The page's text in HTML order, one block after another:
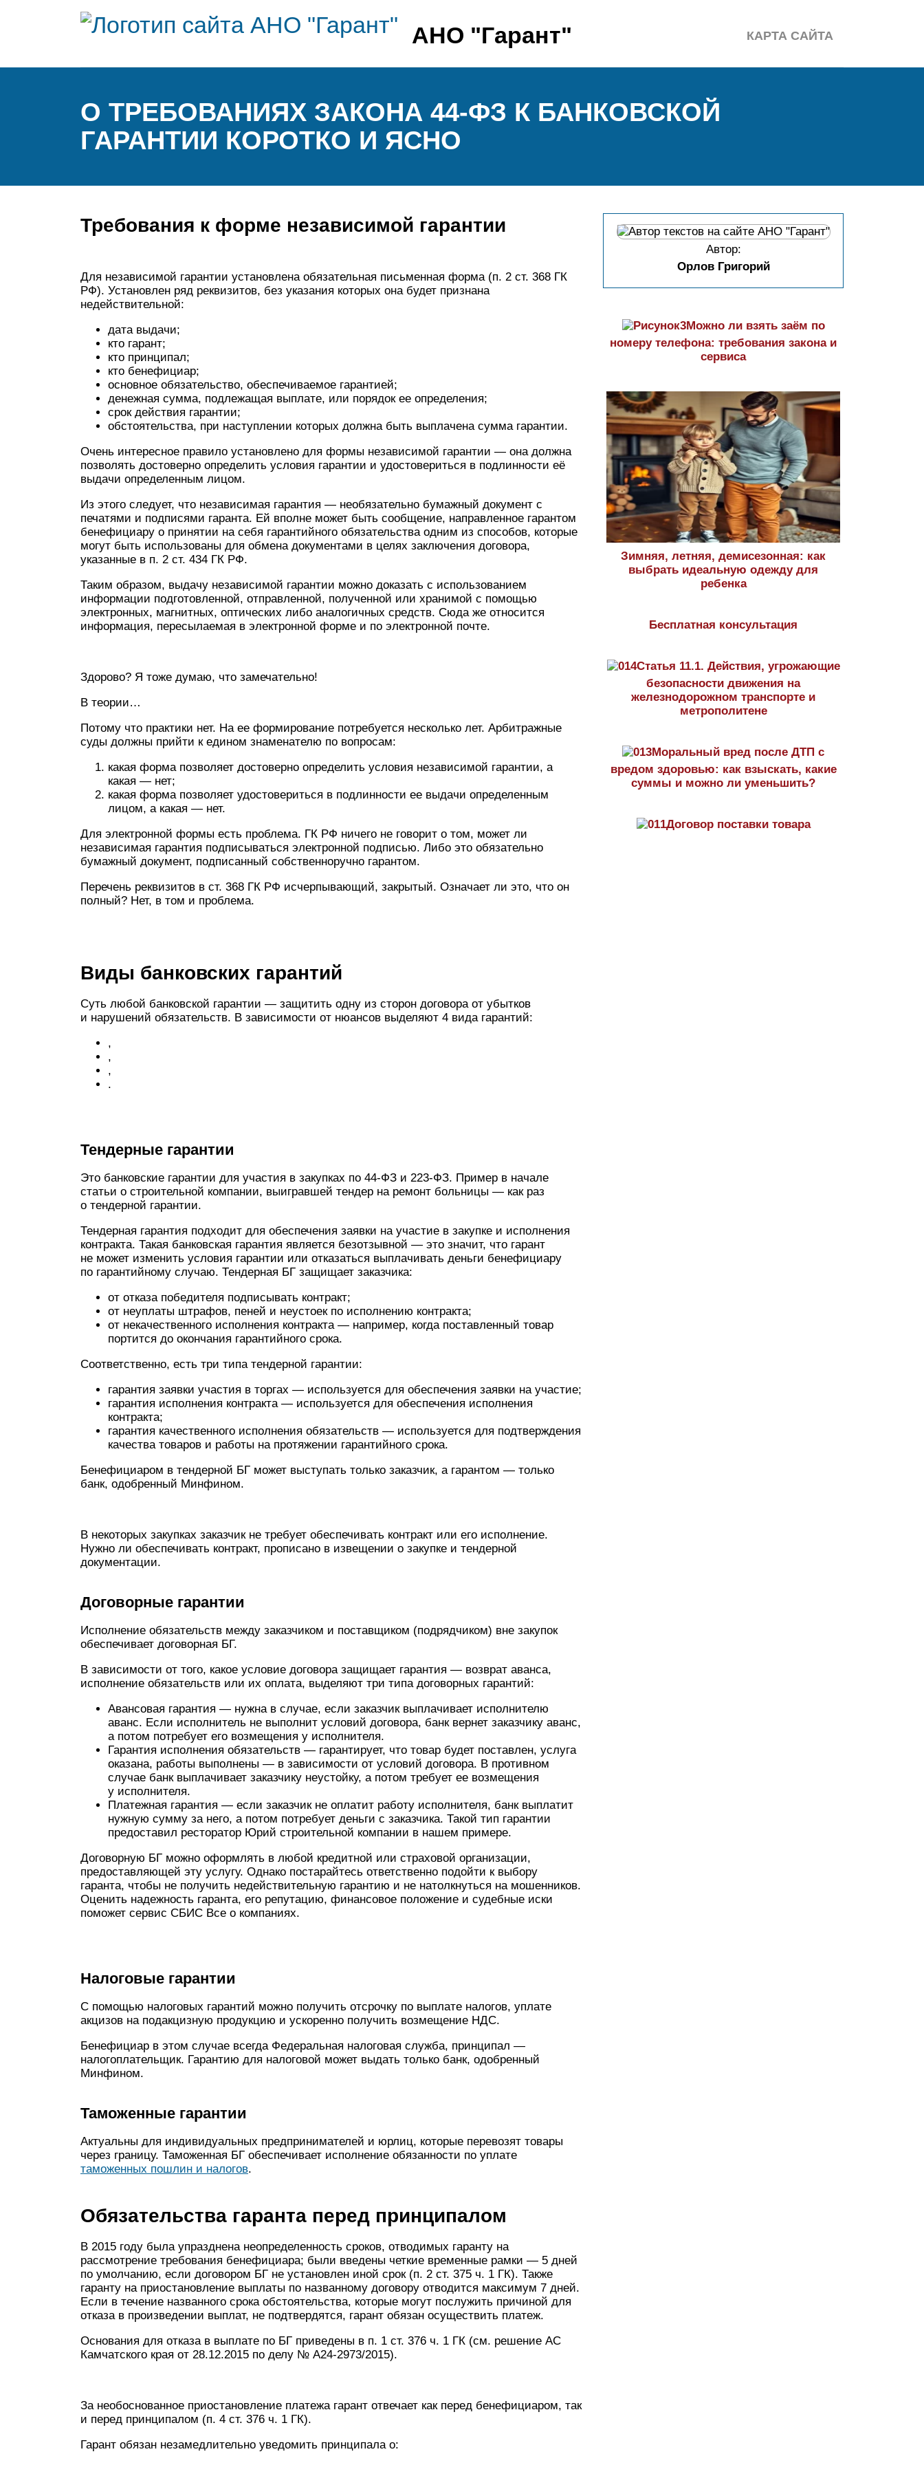
АНО "Гарант" КАРТА САЙТА
О ТРЕБОВАНИЯХ ЗАКОНА 44-ФЗ К БАНКОВСКОЙ
ГАРАНТИИ КОРОТКО И ЯСНО
Требования к форме независимой гарантии
Для независимой гарантии установлена обязательная письменная форма (п. 2 ст. 368 ГК
РФ). Установлен ряд реквизитов, без указания которых она будет признана
недействительной:
дата выдачи;
кто гарант;
кто принципал;
кто бенефициар;
основное обязательство, обеспечиваемое гарантией;
денежная сумма, подлежащая выплате, или порядок ее определения;
срок действия гарантии;
обстоятельства, при наступлении которых должна быть выплачена сумма гарантии.
Очень интересное правило установлено для формы независимой гарантии — она должна
позволять достоверно определить условия гарантии и удостовериться в подлинности её
выдачи определенным лицом.
Из этого следует, что независимая гарантия — необязательно бумажный документ с
печатями и подписями гаранта. Ей вполне может быть сообщение, направленное гарантом
бенефициару о принятии на себя гарантийного обязательства одним из способов, которые
могут быть использованы для обмена документами в целях заключения договора,
указанные в п. 2 ст. 434 ГК РФ.
Таким образом, выдачу независимой гарантии можно доказать с использованием
информации подготовленной, отправленной, полученной или хранимой с помощью
электронных, магнитных, оптических либо аналогичных средств. Сюда же относится
информация, пересылаемая в электронной форме и по электронной почте.
Здорово? Я тоже думаю, что замечательно!
В теории…
Потому что практики нет. На ее формирование потребуется несколько лет. Арбитражные
суды должны прийти к едином знаменателю по вопросам:
какая форма позволяет достоверно определить условия независимой гарантии, а
какая — нет;
какая форма позволяет удостовериться в подлинности ее выдачи определенным
лицом, а какая — нет.
Для электронной формы есть проблема. ГК РФ ничего не говорит о том, может ли
независимая гарантия подписываться электронной подписью. Либо это обязательно
бумажный документ, подписанный собственноручно гарантом.
Перечень реквизитов в ст. 368 ГК РФ исчерпывающий, закрытый. Означает ли это, что он
полный? Нет, в том и проблема.
Виды банковских гарантий
Суть любой банковской гарантии — защитить одну из сторон договора от убытков
и нарушений обязательств. В зависимости от нюансов выделяют 4 вида гарантий:
,
,
,
.
Тендерные гарантии
Это банковские гарантии для участия в закупках по 44-ФЗ и 223-ФЗ. Пример в начале
статьи о строительной компании, выигравшей тендер на ремонт больницы — как раз
о тендерной гарантии.
Тендерная гарантия подходит для обеспечения заявки на участие в закупке и исполнения
контракта. Такая банковская гарантия является безотзывной — это значит, что гарант
не может изменить условия гарантии или отказаться выплачивать деньги бенефициару
по гарантийному случаю. Тендерная БГ защищает заказчика:
от отказа победителя подписывать контракт;
от неуплаты штрафов, пеней и неустоек по исполнению контракта;
от некачественного исполнения контракта — например, когда поставленный товар
портится до окончания гарантийного срока.
Соответственно, есть три типа тендерной гарантии:
гарантия заявки участия в торгах — используется для обеспечения заявки на участие;
гарантия исполнения контракта — используется для обеспечения исполнения
контракта;
гарантия качественного исполнения обязательств — используется для подтверждения
качества товаров и работы на протяжении гарантийного срока.
Бенефициаром в тендерной БГ может выступать только заказчик, а гарантом — только
банк, одобренный Минфином.
В некоторых закупках заказчик не требует обеспечивать контракт или его исполнение.
Нужно ли обеспечивать контракт, прописано в извещении о закупке и тендерной
документации.
Договорные гарантии
Исполнение обязательств между заказчиком и поставщиком (подрядчиком) вне закупок
обеспечивает договорная БГ.
В зависимости от того, какое условие договора защищает гарантия — возврат аванса,
исполнение обязательств или их оплата, выделяют три типа договорных гарантий:
Авансовая гарантия — нужна в случае, если заказчик выплачивает исполнителю
аванс. Если исполнитель не выполнит условий договора, банк вернет заказчику аванс,
а потом потребует его возмещения у исполнителя.
Гарантия исполнения обязательств — гарантирует, что товар будет поставлен, услуга
оказана, работы выполнены — в зависимости от условий договора. В противном
случае банк выплачивает заказчику неустойку, а потом требует ее возмещения
у исполнителя.
Платежная гарантия — если заказчик не оплатит работу исполнителя, банк выплатит
нужную сумму за него, а потом потребует деньги с заказчика. Такой тип гарантии
предоставил ресторатор Юрий строительной компании в нашем примере.
Договорную БГ можно оформлять в любой кредитной или страховой организации,
предоставляющей эту услугу. Однако постарайтесь ответственно подойти к выбору
гаранта, чтобы не получить недействительную гарантию и не натолкнуться на мошенников.
Оценить надежность гаранта, его репутацию, финансовое положение и судебные иски
поможет сервис СБИС Все о компаниях.
Налоговые гарантии
С помощью налоговых гарантий можно получить отсрочку по выплате налогов, уплате
акцизов на подакцизную продукцию и ускоренно получить возмещение НДС.
Бенефициар в этом случае всегда Федеральная налоговая служба, принципал —
налогоплательщик. Гарантию для налоговой может выдать только банк, одобренный
Минфином.
Таможенные гарантии
Актуальны для индивидуальных предпринимателей и юрлиц, которые перевозят товары
через границу. Таможенная БГ обеспечивает исполнение обязанности по уплате
таможенных пошлин и налогов.
Обязательства гаранта перед принципалом
В 2015 году была упразднена неопределенность сроков, отводимых гаранту на
рассмотрение требования бенефициара; были введены четкие временные рамки — 5 дней
по умолчанию, если договором БГ не установлен иной срок (п. 2 ст. 375 ч. 1 ГК). Также
гаранту на приостановление выплаты по названному договору отводится максимум 7 дней.
Если в течение названного срока обстоятельства, которые могут послужить причиной для
отказа в произведении выплат, не подтвердятся, гарант обязан осуществить платеж.
Основания для отказа в выплате по БГ приведены в п. 1 ст. 376 ч. 1 ГК (см. решение АС
Камчатского края от 28.12.2015 по делу № А24-2973/2015).
За необоснованное приостановление платежа гарант отвечает как перед бенефициаром, так
и перед принципалом (п. 4 ст. 376 ч. 1 ГК).
Гарант обязан незамедлительно уведомить принципала о:
Автор:
Орлов Григорий
Можно ли взять заём по
номеру телефона: требования закона и
сервиса
Зимняя, летняя, демисезонная: как
выбрать идеальную одежду для
ребенка
Бесплатная консультация
Статья 11.1. Действия, угрожающие
безопасности движения на
железнодорожном транспорте и
метрополитене
Моральный вред после ДТП с
вредом здоровью: как взыскать, какие
суммы и можно ли уменьшить?
Договор поставки товара